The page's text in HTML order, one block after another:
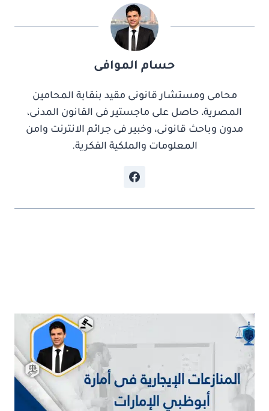
حسام الموافى
محامى ومستشار قانونى مقيد بنقابة المحامين
المصرية، حاصل على ماجستير فى القانون المدنى،
مدون وباحث قانونى، وخبير فى جرائم الانترنت وامن
المعلومات والملكية الفكرية.